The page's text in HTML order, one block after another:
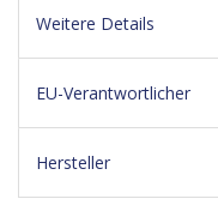
Weitere Details
EU-Verantwortlicher
Hersteller